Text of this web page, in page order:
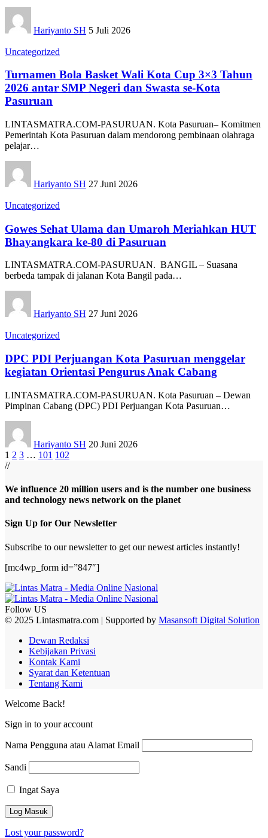
Hariyanto SH 5 Juli 2026
Uncategorized
Turnamen Bola Basket Wali Kota Cup 3×3 Tahun
2026 antar SMP Negeri dan Swasta se-Kota
Pasuruan
LINTASMATRA.COM-PASURUAN. Kota Pasuruan– Komitmen
Pemerintah Kota Pasuruan dalam mendorong pembinaan olahraga
pelajar…
Hariyanto SH 27 Juni 2026
Uncategorized
Gowes Sehat Ulama dan Umaroh Meriahkan HUT
Bhayangkara ke-80 di Pasuruan
‎LINTASMATRA.COM-PASURUAN. ‎ ‎BANGIL – Suasana
berbeda tampak di jalanan Kota Bangil pada…
Hariyanto SH 27 Juni 2026
Uncategorized
DPC PDI Perjuangan Kota Pasuruan menggelar
kegiatan Orientasi Pengurus Anak Cabang
LINTASMATRA.COM-PASURUAN. Kota Pasuruan – Dewan
Pimpinan Cabang (DPC) PDI Perjuangan Kota Pasuruan…
Hariyanto SH 20 Juni 2026
1 2 3 … 101 102
//
We influence 20 million users and is the number one business
and technology news network on the planet
Sign Up for Our Newsletter
Subscribe to our newsletter to get our newest articles instantly!
[mc4wp_form id=”847″]
Follow US
© 2025 Lintasmatra.com | Supported by Masansoft Digital Solution
Dewan Redaksi
Kebijakan Privasi
Kontak Kami
Syarat dan Ketentuan
Tentang Kami
Welcome Back!
Sign in to your account
Nama Pengguna atau Alamat Email
Sandi
Ingat Saya
Lost your password?